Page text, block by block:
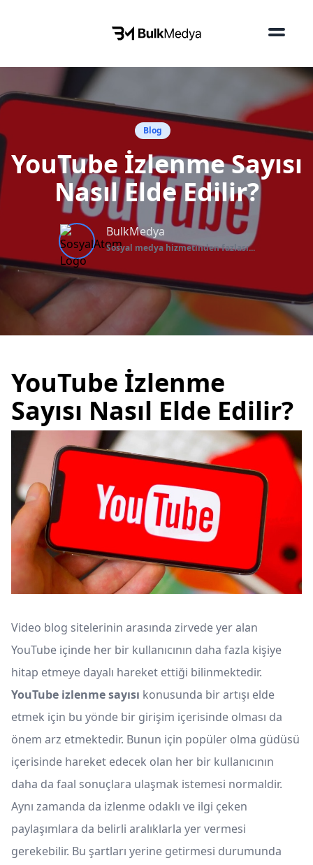
Blog
YouTube İzlenme Sayısı
Nasıl Elde Edilir?
BulkMedya
Sosyal medya hizmetinden fazlası...
YouTube İzlenme
Sayısı Nasıl Elde Edilir?
Video blog sitelerinin arasında zirvede yer alan
YouTube içinde her bir kullanıcının daha fazla kişiye
hitap etmeye dayalı hareket ettiği bilinmektedir.
YouTube izlenme sayısı konusunda bir artışı elde
etmek için bu yönde bir girişim içerisinde olması da
önem arz etmektedir. Bunun için popüler olma güdüsü
içerisinde hareket edecek olan her bir kullanıcının
daha da faal sonuçlara ulaşmak istemesi normaldir.
Aynı zamanda da izlenme odaklı ve ilgi çeken
paylaşımlara da belirli aralıklarla yer vermesi
gerekebilir. Bu şartları yerine getirmesi durumunda